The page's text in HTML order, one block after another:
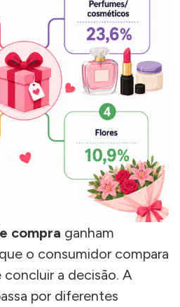
compra ganham
o consumidor compara
a decisão. A
por diferentes